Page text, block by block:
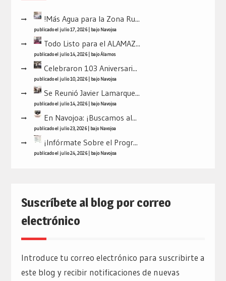
!Más Agua para la Zona Ru...
publicado el julio 17, 2026| bajoNavojoa
Todo Listo para el ALAMAZ...
publicado el julio 14, 2026| bajoÁlamos
Celebraron 103 Aniversari...
publicado el julio 10, 2026| bajoNavojoa
Se Reunió Javier Lamarque...
publicado el julio 14, 2026| bajoNavojoa
En Navojoa: ¡Buscamos al...
publicado el julio 23, 2026| bajoNavojoa
¡Infórmate Sobre el Progr...
publicado el julio 24, 2026| bajoNavojoa
Suscríbete al blog por correo
electrónico
Introduce tu correo electrónico para suscribirte a
este blog y recibir notificaciones de nuevas